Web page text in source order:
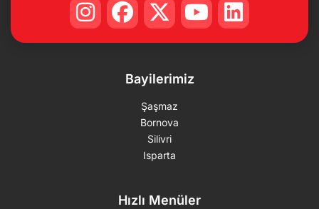
Bayilerimiz
Şaşmaz
Bornova
Silivri
Isparta
Hızlı Menüler